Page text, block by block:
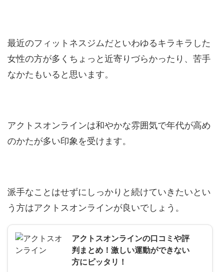
最近のフィットネスジムだといわゆるキラキラした
女性の方が多くちょっと近寄りづらかったり、苦手
なかたもいると思います。
アクトスオンラインは和やかな雰囲気で年代が高め
のかたが多い印象を受けます。
派手なことはせずにしっかりと続けていきたいとい
う方はアクトスオンラインが良いでしょう。
アクトスオンラインの口コミや評
判まとめ！激しい運動ができない
方にピッタリ！